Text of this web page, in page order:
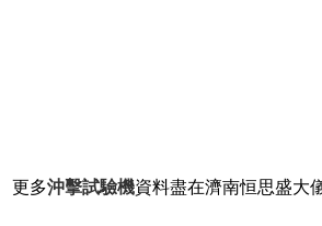
更多沖擊試驗機資料盡在濟南恒思盛大